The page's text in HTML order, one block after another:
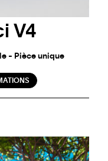
V4
- Pièce unique